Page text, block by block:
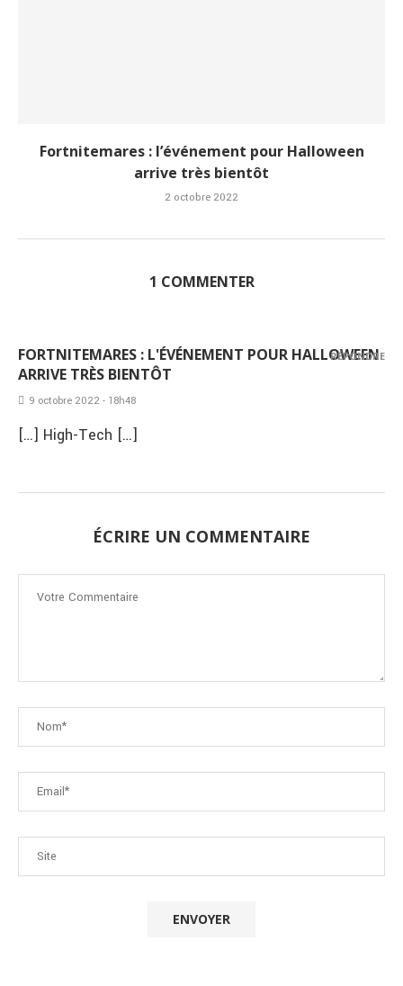
Fortnitemares : l’événement pour Halloween
arrive très bientôt
2 octobre 2022
1 COMMENTER
FORTNITEMARES : L'ÉVÉNEMENT POUR HALLOWEEN
ARRIVE TRÈS BIENTÔT
9 octobre 2022 - 18h48
[…] High-Tech […]
RÉPONDRE
ÉCRIRE UN COMMENTAIRE